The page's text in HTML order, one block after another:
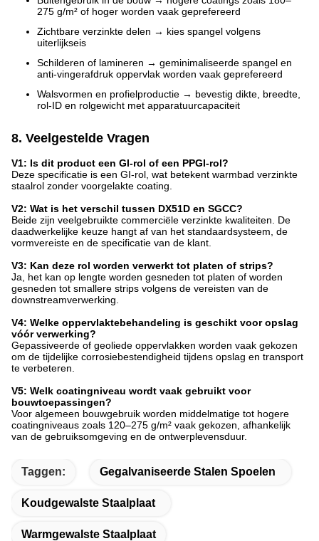
275 g/m² of hoger worden vaak geprefereerd
Zichtbare verzinkte delen → kies spangel volgens
uiterlijkseis
Schilderen of lamineren → geminimaliseerde spangel en
anti-vingerafdruk oppervlak worden vaak geprefereerd
Walsvormen en profielproductie → bevestig dikte, breedte,
rol-ID en rolgewicht met apparatuurcapaciteit
8. Veelgestelde Vragen
V1: Is dit product een GI-rol of een PPGI-rol?
Deze specificatie is een GI-rol, wat betekent warmbad verzinkte
staalrol zonder voorgelakte coating.
V2: Wat is het verschil tussen DX51D en SGCC?
Beide zijn veelgebruikte commerciële verzinkte kwaliteiten. De
daadwerkelijke keuze hangt af van het standaardsysteem, de
vormvereiste en de specificatie van de klant.
V3: Kan deze rol worden verwerkt tot platen of strips?
Ja, het kan op lengte worden gesneden tot platen of worden
gesneden tot smallere strips volgens de vereisten van de
downstreamverwerking.
V4: Welke oppervlaktebehandeling is geschikt voor opslag
vóór verwerking?
Gepassiveerde of geoliede oppervlakken worden vaak gekozen
om de tijdelijke corrosiebestendigheid tijdens opslag en transport
te verbeteren.
V5: Welk coatingniveau wordt vaak gebruikt voor
bouwtoepassingen?
Voor algemeen bouwgebruik worden middelmatige tot hogere
coatingniveaus zoals 120–275 g/m² vaak gekozen, afhankelijk
van de gebruiksomgeving en de ontwerplevensduur.
Taggen: Gegalvaniseerde Stalen Spoelen
Koudgewalste Staalplaat
Warmgewalste Staalplaat